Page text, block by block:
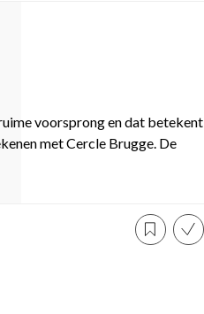
voorsprong en dat betekent
met Cercle Brugge. De